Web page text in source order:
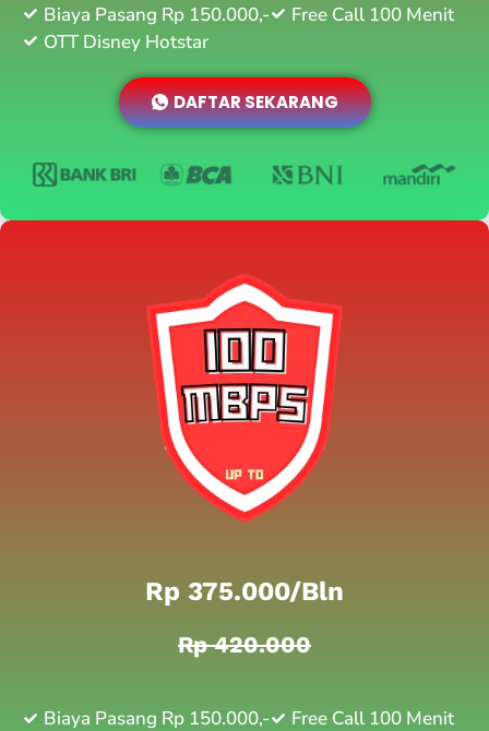
Biaya Pasang Rp 150.000,-
Free Call 100 Menit
OTT Disney Hotstar
DAFTAR SEKARANG
Rp 375.000/bln
Rp 420.000
Biaya Pasang Rp 150.000,- Free Call 100 Menit